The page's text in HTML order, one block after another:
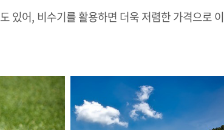
있어, 비수기를 활용하면 더욱 저렴한 가격으로 이